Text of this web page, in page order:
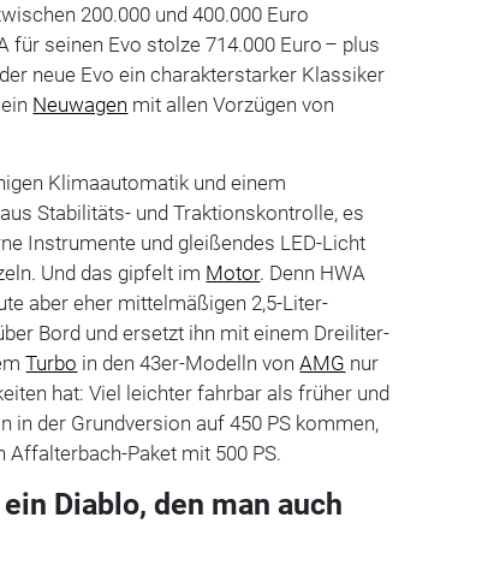
200.000 und 400.000 Euro
für seinen Evo stolze 714.000 Euro – plus
neue Evo ein charakterstarker Klassiker
Neuwagen mit allen Vorzügen von
Klimaautomatik und einem
Stabilitäts- und Traktionskontrolle, es
Instrumente und gleißendes LED-Licht
Und das gipfelt im Motor. Denn HWA
aber eher mittelmäßigen 2,5-Liter-
Bord und ersetzt ihn mit einem Dreiliter-
Turbo in den 43er-Modelln vonAMG nur
hat: Viel leichter fahrbar als früher und
in der Grundversion auf 450 PS kommen,
Affalterbach-Paket mit 500 PS.
Diablo, den man auch